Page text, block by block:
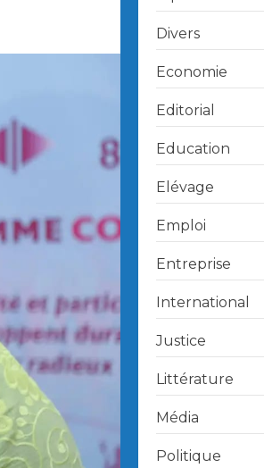
Divers
Economie
Editorial
Education
Elévage
Emploi
Entreprise
International
Justice
Littérature
Média
Politique